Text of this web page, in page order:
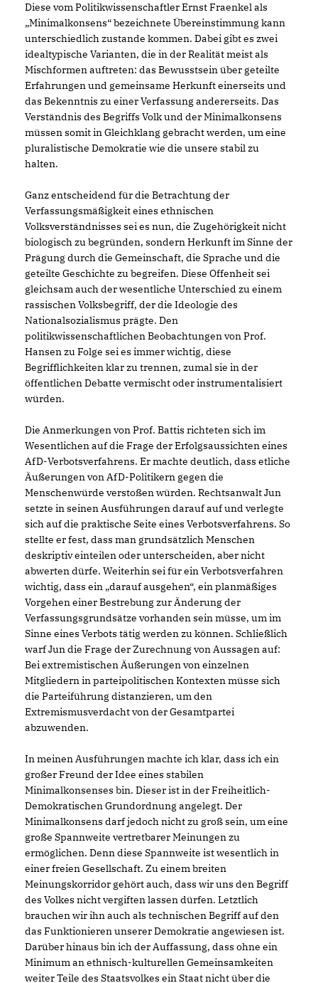
Diese vom Politikwissenschaftler Ernst Fraenkel als
Minimalkonsens“ bezeichnete Übereinstimmung kann
unterschiedlich zustande kommen. Dabei gibt es zwei
idealtypische Varianten, die in der Realität meist als
Mischformen auftreten: das Bewusstsein über geteilte
Erfahrungen und gemeinsame Herkunft einerseits und
das Bekenntnis zu einer Verfassung andererseits. Das
Verständnis des Begriffs Volk und der Minimalkonsens
müssen somit in Gleichklang gebracht werden, um eine
pluralistische Demokratie wie die unsere stabil zu
halten.
Ganz entscheidend für die Betrachtung der
Verfassungsmäßigkeit eines ethnischen
Volksverständnisses sei es nun, die Zugehörigkeit nicht
biologisch zu begründen, sondern Herkunft im Sinne der
Prägung durch die Gemeinschaft, die Sprache und die
geteilte Geschichte zu begreifen. Diese Offenheit sei
gleichsam auch der wesentliche Unterschied zu einem
rassischen Volksbegriff, der die Ideologie des
Nationalsozialismus prägte. Den
politikwissenschaftlichen Beobachtungen von Prof.
Hansen zu Folge sei es immer wichtig, diese
Begrifflichkeiten klar zu trennen, zumal sie in der
öffentlichen Debatte vermischt oder instrumentalisiert
würden.
Die Anmerkungen von Prof. Battis richteten sich im
Wesentlichen auf die Frage der Erfolgsaussichten eines
AfD-Verbotsverfahrens. Er machte deutlich, dass etliche
Äußerungen von AfD-Politikern gegen die
Menschenwürde verstoßen würden. Rechtsanwalt Jun
setzte in seinen Ausführungen darauf auf und verlegte
sich auf die praktische Seite eines Verbotsverfahrens. So
stellte er fest, dass man grundsätzlich Menschen
deskriptiv einteilen oder unterscheiden, aber nicht
abwerten dürfe. Weiterhin sei für ein Verbotsverfahren
wichtig, dass ein „darauf ausgehen“, ein planmäßiges
Vorgehen einer Bestrebung zur Änderung der
Verfassungsgrundsätze vorhanden sein müsse, um im
Sinne eines Verbots tätig werden zu können. Schließlich
warf Jun die Frage der Zurechnung von Aussagen auf:
Bei extremistischen Äußerungen von einzelnen
Mitgliedern in parteipolitischen Kontexten müsse sich
die Parteiführung distanzieren, um den
Extremismusverdacht von der Gesamtpartei
abzuwenden.
In meinen Ausführungen machte ich klar, dass ich ein
großer Freund der Idee eines stabilen
Minimalkonsenses bin. Dieser ist in der Freiheitlich-
Demokratischen Grundordnung angelegt. Der
Minimalkonsens darf jedoch nicht zu groß sein, um eine
große Spannweite vertretbarer Meinungen zu
ermöglichen. Denn diese Spannweite ist wesentlich in
einer freien Gesellschaft. Zu einem breiten
Meinungskorridor gehört auch, dass wir uns den Begriff
des Volkes nicht vergiften lassen dürfen. Letztlich
brauchen wir ihn auch als technischen Begriff auf den
das Funktionieren unserer Demokratie angewiesen ist.
Darüber hinaus bin ich der Auffassung, dass ohne ein
Minimum an ethnisch-kulturellen Gemeinsamkeiten
weiter Teile des Staatsvolkes ein Staat nicht über die